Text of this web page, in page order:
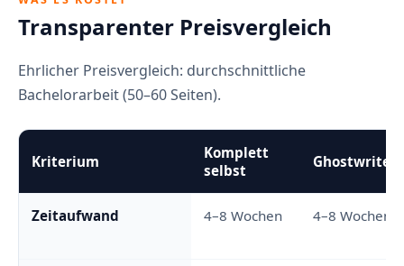
Transparenter Preisvergleich
Ehrlicher Preisvergleich: durchschnittliche
Bachelorarbeit (50–60 Seiten).
Kriterium
Komplett
selbst
Ghostwriter
Zeitaufwand 4–8 Wochen 4–8 Wochen